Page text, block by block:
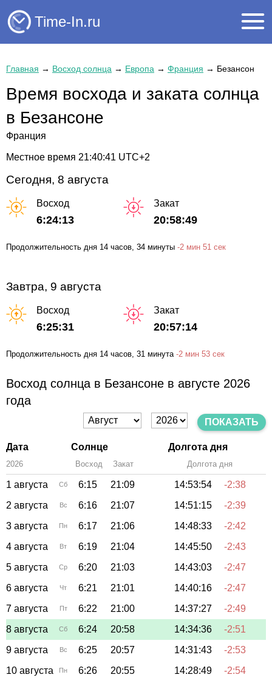
Time-In.ru
Главная → Восход солнца → Европа → Франция → Безансон
Время восхода и заката солнца
в Безансоне
Франция
Местное время 21:40:41 UTC+2
Сегодня, 8 августа
Восход
6:24:13
Закат
20:58:49
Продолжительность дня 14 часов , 34 минуты -2 мин 51 сек
Завтра, 9 августа
Восход
6:25:31
Закат
20:57:14
Продолжительность дня 14 часов, 31 минута-2 мин 53 сек
Восход солнца в Безансоне в августе 2026
года
ПОКАЗАТЬ
Дата Солнце Долгота дня
2026 Восход Закат Долгота дня
1 августа Сб 6:15 21:09 14:53:54
-2:38
2 августа
Вс 6:16 21:07 14:51:15
-2:39
3 августа
Пн 6:17 21:06 14:48:33
-2:42
4 августа
Вт 6:19 21:04 14:45:50
-2:43
5 августа
Ср 6:20 21:03 14:43:03
-2:47
6 августа
Чт 6:21 21:01 14:40:16
-2:47
7 августа
Пт 6:22 21:00 14:37:27
-2:49
8 августа
Сб 6:24 20:58 14:34:36
-2:51
9 августа
Вс 6:25 20:57 14:31:43
-2:53
10 августа
Пн 6:26 20:55 14:28:49
-2:54